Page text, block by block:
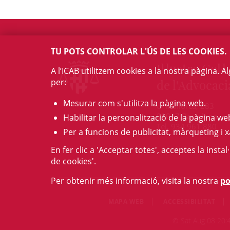
Il·lustre
c/ Mallorca, 283
08037 Barcelona
Tel. 934 961 880
© Sat Aug 08
TU POTS CONTROLAR L'ÚS DE LES COOKIES.
A l’ICAB utilitzem cookies a la nostra
per:
Mesurar com s'utilitza la pàgina web.
Habilitar la personalització de la pàgina
Per a funcions de publicitat, màrqueting i
En fer clic a 'Acceptar totes', acceptes la
de cookies'.
Per obtenir més informació, visita la nostra